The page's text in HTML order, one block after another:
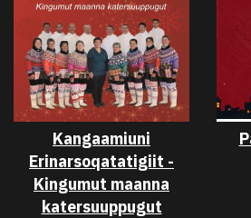
Kangaamiuni
Erinarsoqatatigiit -
Kingumut maanna
katersuuppugut